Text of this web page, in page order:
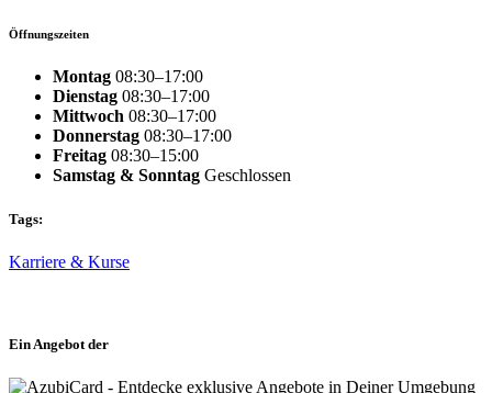
Öffnungszeiten
Montag 08:30–17:00
Dienstag 08:30–17:00
Mittwoch 08:30–17:00
Donnerstag 08:30–17:00
Freitag 08:30–15:00
Samstag & Sonntag Geschlossen
Tags:
Karriere & Kurse
Ein Angebot der